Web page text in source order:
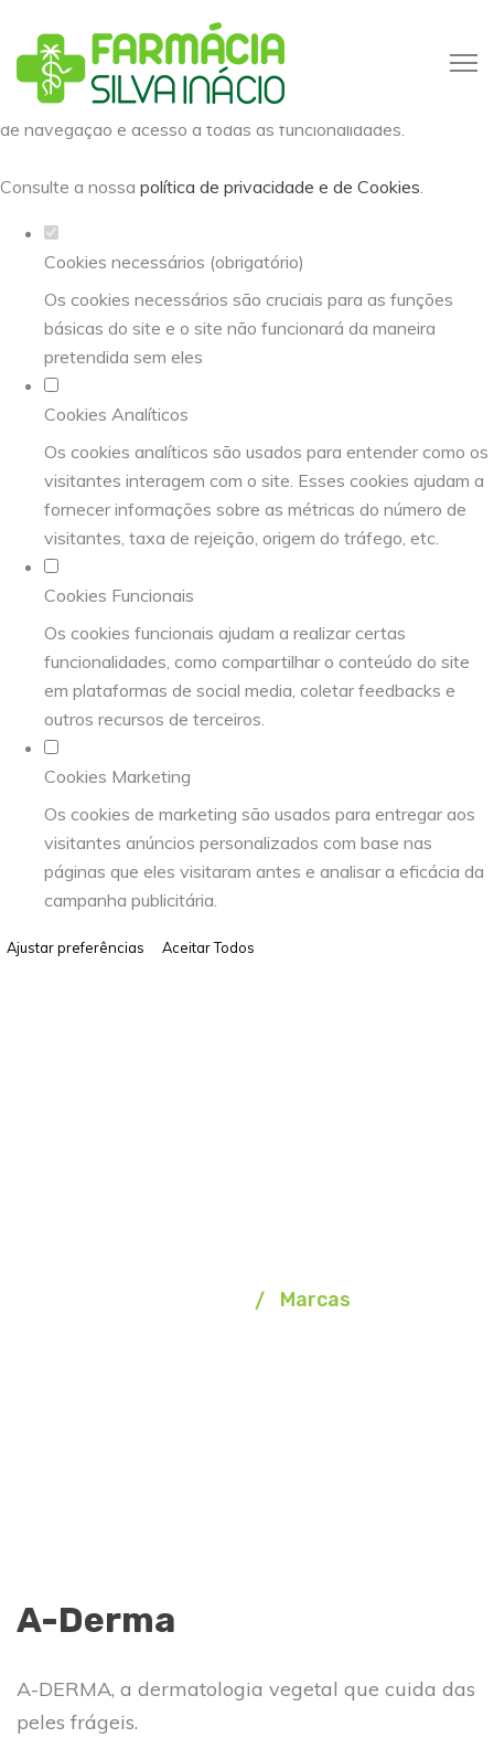
Defina as suas preferências de
cookies para este website.
Este website utiliza cookies estritamente necessários,
analíticos e funcionais, para lhe oferecer uma boa experiência
de navegação e acesso a todas as funcionalidades.
Consulte a nossa política de privacidade e de Cookies.
Cookies necessários (obrigatório)
Os cookies necessários são cruciais para as funções
básicas do site e o site não funcionará da maneira
pretendida sem eles
Cookies Analíticos
Os cookies analíticos são usados para entender como os
visitantes interagem com o site. Esses cookies ajudam a
fornecer informações sobre as métricas do número de
visitantes, taxa de rejeição, origem do tráfego, etc.
Cookies Funcionais
Os cookies funcionais ajudam a realizar certas
funcionalidades, como compartilhar o conteúdo do site
em plataformas de social media, coletar feedbacks e
outros recursos de terceiros.
Cookies Marketing
Os cookies de marketing são usados para entregar aos
visitantes anúncios personalizados com base nas
páginas que eles visitaram antes e analisar a eficácia da
campanha publicitária.
Ajustar preferências Aceitar Todos
Marcas
A-Derma
A-DERMA, a dermatologia vegetal que cuida das
peles frágeis.